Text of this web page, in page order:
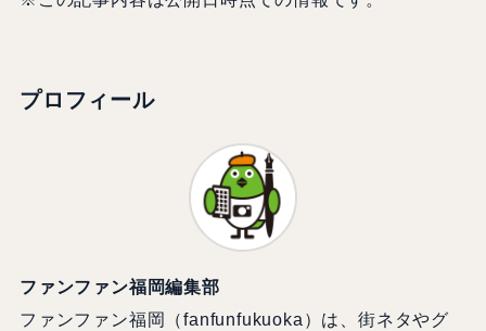
プロフィール
ファンファン福岡編集部
ファンファン福岡（fanfunfukuoka）は、街ネタやグ